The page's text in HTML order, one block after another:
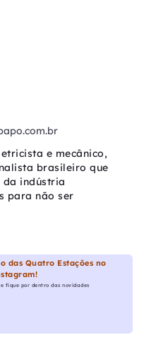
e mecânico,
brasileiro que
da indústria
para não ser
das Quatro Estações no
fique por dentro das novidades